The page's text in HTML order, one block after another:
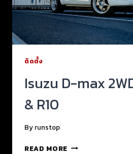
ติดตั้ง
Isuzu D-max
& R10
By runstop
READ MORE